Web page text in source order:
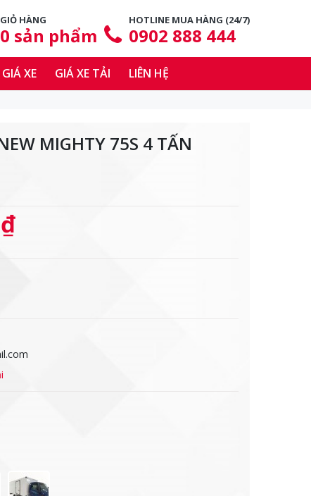
GIỎ HÀNG
0 sản phẩm
HOTLINE MUA HÀNG (24/7)
0902 888 444
XE GIÁ XE TẢI LIÊN HỆ
MIGHTY 75S 4 TẤN